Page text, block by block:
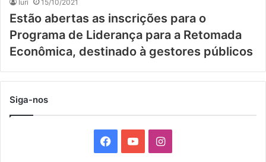
Iuri 15/10/2021
Estão abertas as inscrições para o
Programa de Liderança para a Retomada
Econômica, destinado à gestores públicos
Siga-nos
I